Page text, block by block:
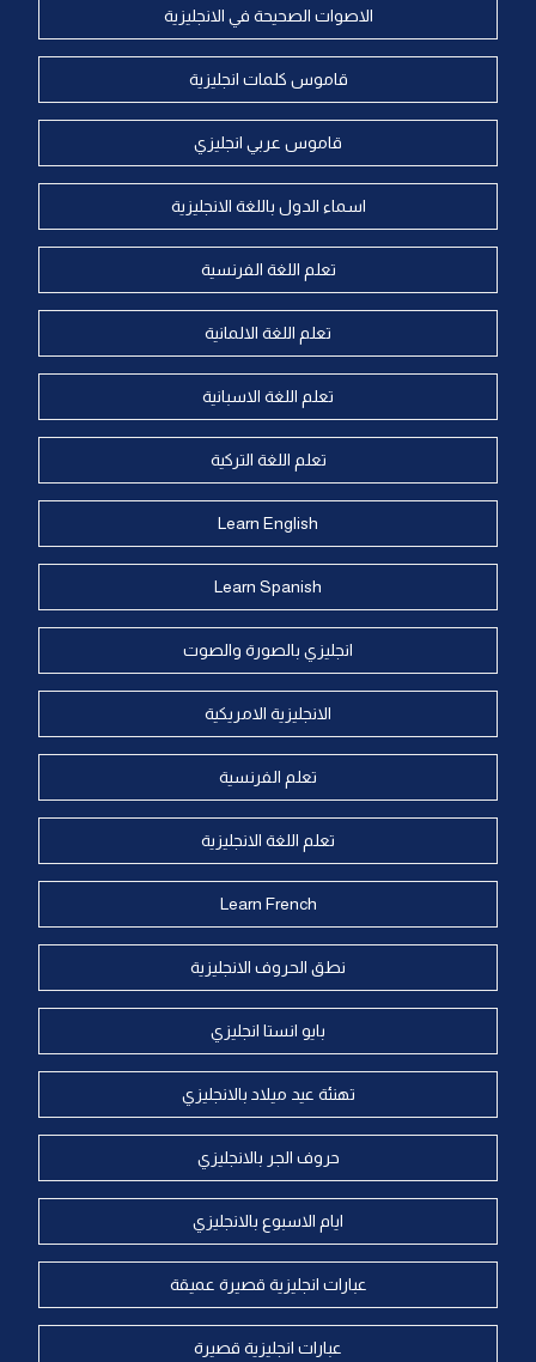
الاصوات الصحيحة في الانجليزية
قاموس كلمات انجليزية
قاموس عربي انجليزي
اسماء الدول باللغة الانجليزية
تعلم اللغة الفرنسية
تعلم اللغة الالمانية
تعلم اللغة الاسبانية
تعلم اللغة التركية
Learn English
Learn Spanish
انجليزي بالصورة والصوت
الانجليزية الامريكية
تعلم الفرنسية
تعلم اللغة الانجليزية
Learn French
نطق الحروف الانجليزية
بايو انستا انجليزي
تهنئة عيد ميلاد بالانجليزي
حروف الجر بالانجليزي
ايام الاسبوع بالانجليزي
عبارات انجليزية قصيرة عميقة
عبارات انجليزية قصيرة